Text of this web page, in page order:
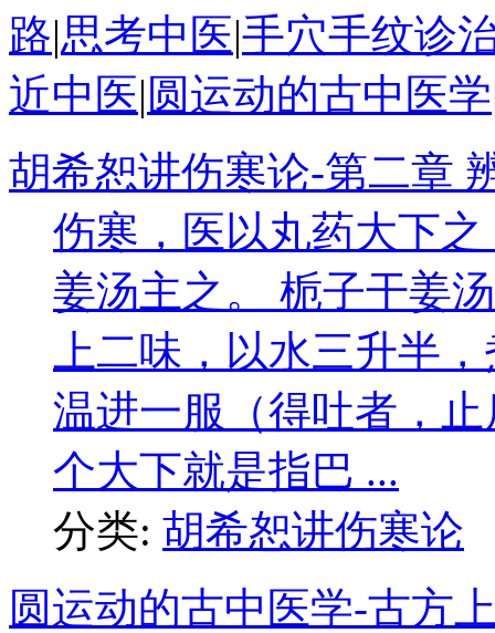
路|思考中医|手穴手纹诊
近中医|圆运动的古中医学
胡希恕讲伤寒论-第二章
伤寒，医以丸药大下
姜汤主之。 栀子干姜
上二味，以水三升半
温进一服（得吐者，
个大下就是指巴 ...
分类: 胡希恕讲伤寒论
圆运动的古中医学-古方